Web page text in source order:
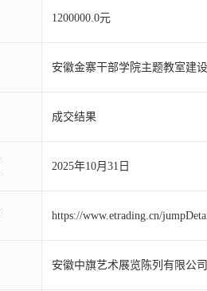
1200000.0元
安徽金寨干部学院主题教室建
成交结果
2025年10月31日
https://www.etrading.cn/
安徽中旗艺术展览陈列有限公司